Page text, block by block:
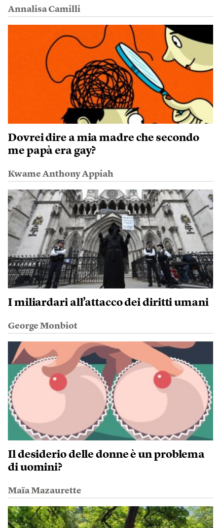
Annalisa Camilli
Dovrei dire a mia madre che secondo
me papà era gay?
Kwame Anthony Appiah
I miliardari all’attacco dei diritti umani
George Monbiot
Il desiderio delle donne è un problema
di uomini?
Maïa Mazaurette